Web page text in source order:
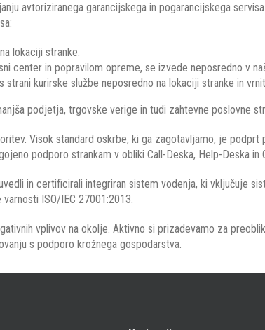
avtoriziranega garancijskega in pogarancijskega
lokaciji stranke.
center in popravilom opreme, se izvede neposredno v
kurirske službe neposredno na lokaciji stranke in
podjetja, trgovske verige in tudi zahtevne poslovne
Visok standard oskrbe, ki ga zagotavljamo, je
podporo strankam v obliki Call-Deska, Help-Deska in
in certificirali integriran sistem vodenja, ki vključuje
ISO/IEC 27001:2013.
vplivov na okolje. Aktivno si prizadevamo za
s podporo krožnega gospodarstva.